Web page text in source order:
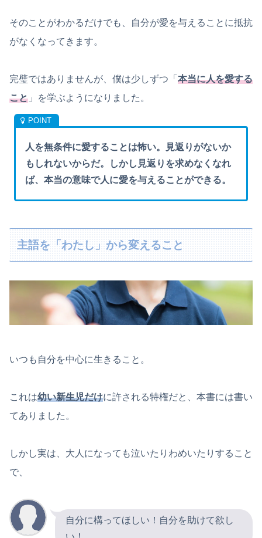
そのことがわかるだけでも、自分が愛を与えることに抵抗
がなくなってきます。
完璧ではありませんが、僕は少しずつ「 本当に人を愛する
こと 」を学ぶようになりました。
人を無条件に愛することは怖い。見返りがないか
もしれないからだ。しかし見返りを求めなくなれ
ば、本当の意味で人に愛を与えることができる。
主語を「わたし」から変えること
いつも自分を中心に生きること。
これは幼い新生児だけに許される特権だと、本書には書い
てありました。
しかし実は、大人になっても泣いたりわめいたりすること
で、
自分に構ってほしい！自分を助けて欲し